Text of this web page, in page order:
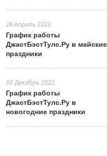
28 Апрель 2023
График работы
ДжастБэстТулс.Ру в майские
праздники
30 Декабрь 2022
График работы
ДжастБэстТулс.Ру в
новогодние праздники